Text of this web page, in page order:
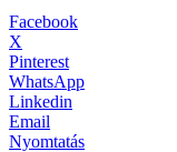
Facebook
X
Pinterest
WhatsApp
Linkedin
Email
Nyomtatás